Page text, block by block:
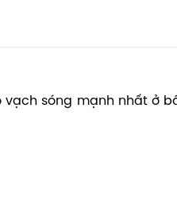
vạch sóng mạnh nhất ở